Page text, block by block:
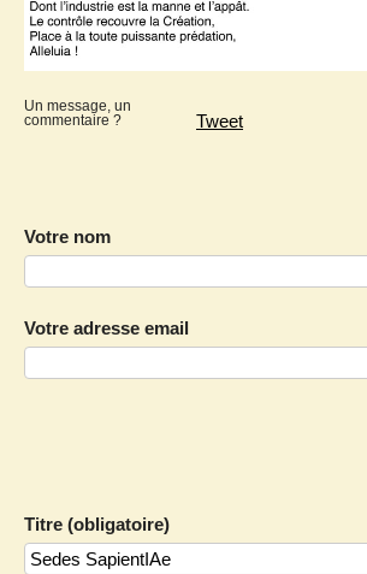
Tweet
Un message, un
commentaire ?
Votre nom
Votre adresse email
Titre (obligatoire)